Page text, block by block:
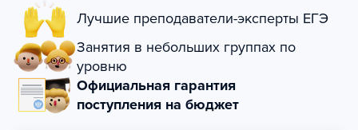
Лучшие преподаватели-эксперты ЕГЭ
Занятия в небольших группах по
уровню
Официальная гарантия
поступления на бюджет